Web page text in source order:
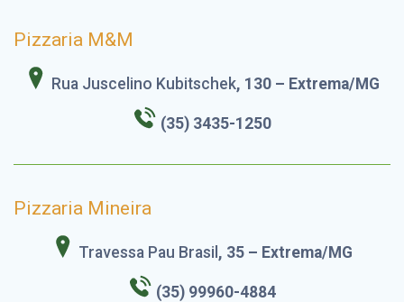
Pizzaria M&M
Rua Juscelino Kubitschek, 130 – Extrema/MG
(35) 3435-1250
Pizzaria Mineira
Travessa Pau Brasil , 35 – Extrema/MG
(35) 99960-4884